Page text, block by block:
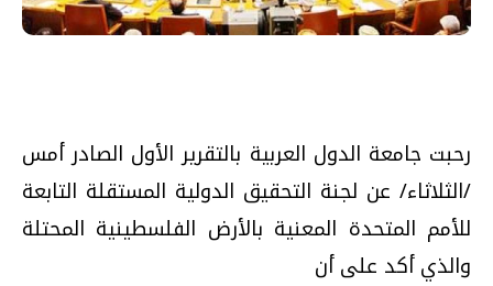
رحبت جامعة الدول العربية بالتقرير الأول الصادر أمس
/الثلاثاء/ عن لجنة التحقيق الدولية المستقلة التابعة
للأمم المتحدة المعنية بالأرض الفلسطينية المحتلة
والذي أكد على أن